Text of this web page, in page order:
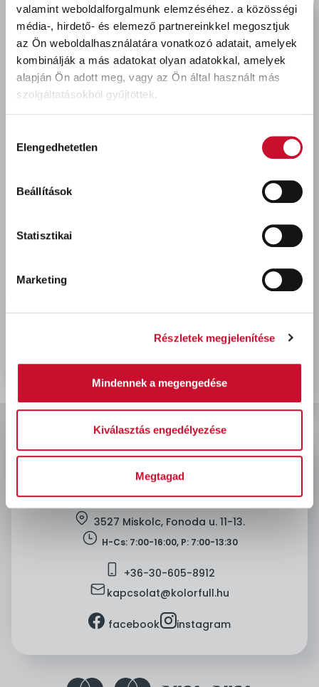
valamint weboldalforgalmunk elemzéséhez. a közösségi
média-, hirdető- és elemező partnereinkkel megosztjuk
az Ön weboldalhasználatára vonatkozó adatait, amelyek
kombinálják a más adatokat olyan adatokkal, amelyek
alapján Ön adott meg, vagy az Ön által használt más
szolgáltatásokból gyűjtöttek.
kiválasztása
Elengedhetetlen
Beállítások
Statisztikai
Marketing
Részletek megjelenítése
Mindennek a megengedése
Kiválasztás engedélyezése
Megtagad
A CL 152 szalag csempeburkolatok alatti tágulási
és csatlakozási hézagok, csőbemenetek,
padlóösszefolyók, szoba sarkok vízhatlan
lezárásához használható más rugalmas vízhatlan
szigetelő termékekkel együtt (például CL 50, CL 51).
Utoljára megtekintett termékek
szalag 50m
location 3527 Miskolc, Fonoda u. 11-13.
clock H-Cs: 7:00-16:00, P: 7:00-13:30
mobile +36-30-605-8912
mailkapcsolat@kolorfull.hu
facebook facebookinstagraminstagram